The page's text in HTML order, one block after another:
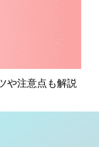
や注意点も解説